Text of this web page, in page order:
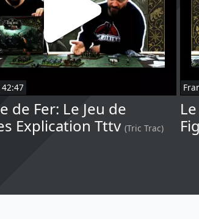
de Fer: Le Jeu de
Explication Tttv (Tric Trac)